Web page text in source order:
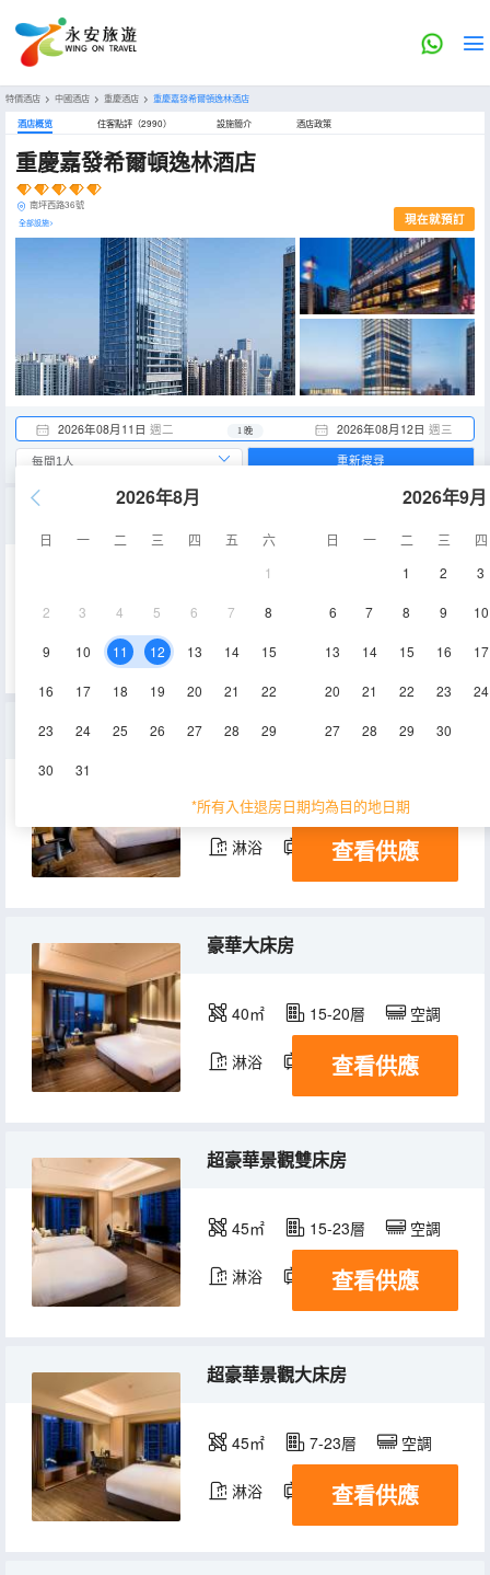
特價酒店 > 中國酒店 > 重慶酒店 > 重慶嘉發希爾頓逸林酒店
酒店概览 住客點評（2990） 設施簡介 酒店政策
重慶嘉發希爾頓逸林酒店
南坪西路36號
全部設施> 現在就預訂
2026年08月11日 週二 2026年08月12日 週三
1 晚
2026年8月
日 一 二 三 四 五
六
1
2 3 4 5 6 7 8
9 10 11 12 13 14 15
16 17 18 19 20 21 22
23 24 25 26 27 28 29
30 31
2026年9月
日 一 二 三
四
1
2 3
6 7 8 9 10
13 14 15 16 17
20 21 22 23 24
27 28 29 30
*所有入住退房日期均為目的地日期
重新搜尋
空調
無障礙大床房
40㎡ 16層 空調
淋浴 電視機 冰箱
查看供應
豪華大床房
40㎡ 15-20層 空調
淋浴 電視機 冰箱
查看供應
超豪華景觀雙床房
45㎡ 15-23層 空調
淋浴 電視機 冰箱
查看供應
超豪華景觀大床房
45㎡ 7-23層 空調
淋浴 電視機 冰箱
查看供應